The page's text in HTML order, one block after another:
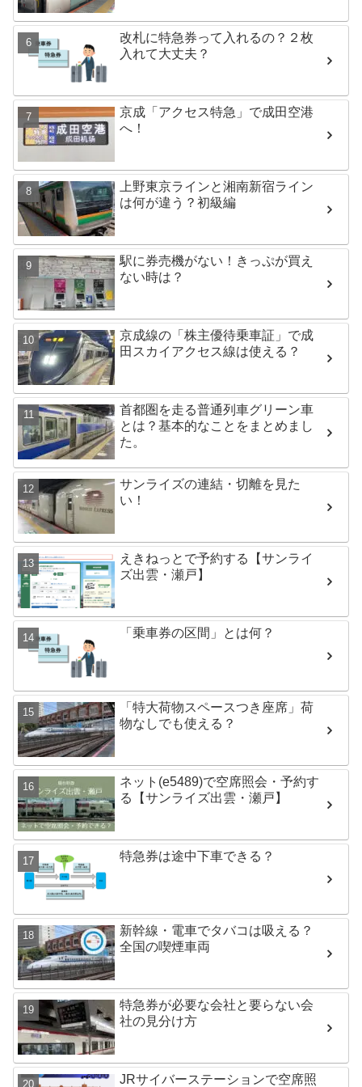
改札に特急券って入れるの？２枚
入れて大丈夫？
京成「アクセス特急」で成田空港
へ！
上野東京ラインと湘南新宿ライン
は何が違う？初級編
駅に券売機がない！きっぷが買え
ない時は？
京成線の「株主優待乗車証」で成
田スカイアクセス線は使える？
首都圏を走る普通列車グリーン車
とは？基本的なことをまとめまし
た。
サンライズの連結・切離を見た
い！
えきねっとで予約する【サンライ
ズ出雲・瀬戸】
「乗車券の区間」とは何？
「特大荷物スペースつき座席」荷
物なしでも使える？
ネット(e5489)で空席照会・予約す
る【サンライズ出雲・瀬戸】
特急券は途中下車できる？
新幹線・電車でタバコは吸える？
全国の喫煙車両
特急券が必要な会社と要らない会
社の見分け方
JRサイバーステーションで空席照